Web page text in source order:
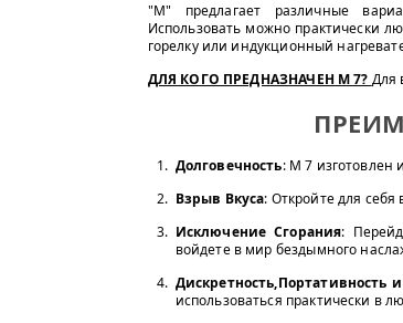
"M" предлагает различные
Использовать можно практически
горелку или индукционный
ДЛЯ КОГО ПРЕДНАЗНАЧЕН M 7? Для
Долговечность: M 7
Взрыв Вкуса: Откройте для
Исключение Сгорания:
войдете в мир бездымного
Дискретность,Портативность
использоваться практически в